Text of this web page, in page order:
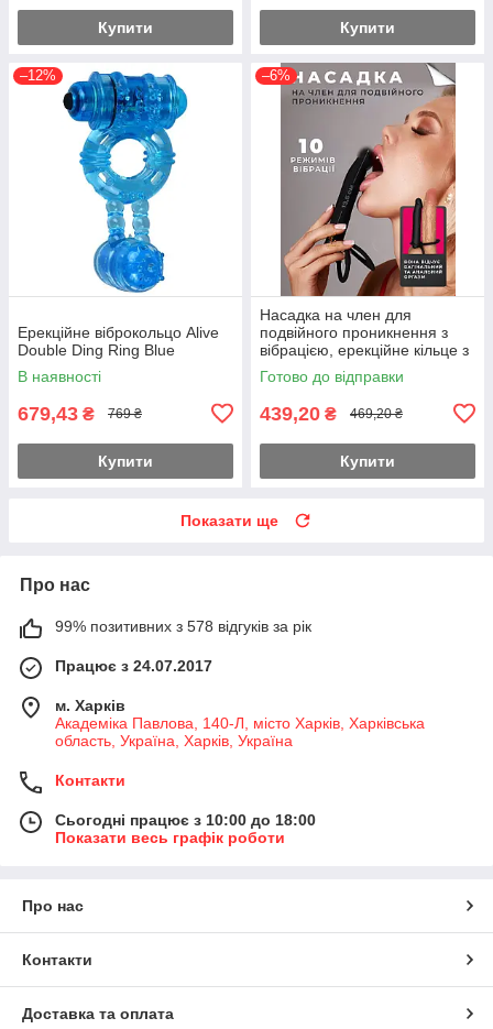
Купити Купити
–12%
Ерекційне віброкольцо Alive
Double Ding Ring Blue
В наявності
679,43 ₴ 769 ₴
Купити
–6%
Насадка на член для
подвійного проникнення з
вібрацією, ерекційне кільце з
анальним стимулятором
Готово до відправки
439,20 ₴ 469,20 ₴
Купити
Показати ще
Про нас
99% позитивних з 578 відгуків за рік
Працює з 24.07.2017
м. Харків
Академіка Павлова, 140-Л, місто Харків, Харківська
область, Україна, Харків, Україна
Контакти
Сьогодні працює з 10:00 до 18:00
Показати весь графік роботи
Про нас
Контакти
Доставка та оплата